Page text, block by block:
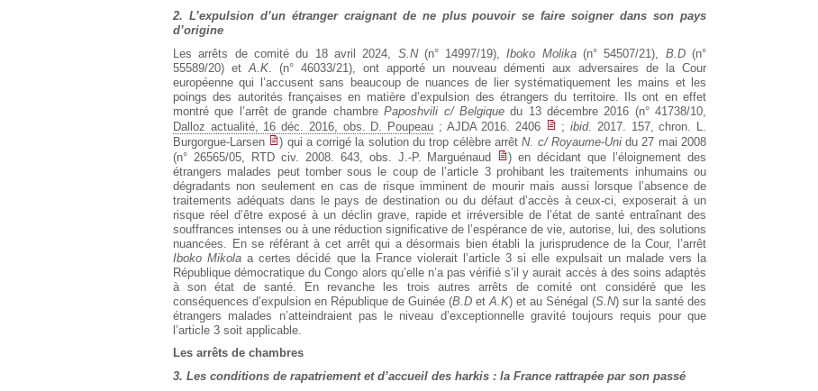
2. L’expulsion d’un étranger craignant de ne plus pouvoir se faire soigner dans son pays
d’origine
Les arrêts de comité du 18 avril 2024, S.N(n° 14997/19),Iboko Molika(n° 54507/21), B.D(n°
55589/20) et A.K . (n° 46033/21), ont apporté un nouveau démenti aux adversaires de la Cour
européenne qui l’accusent sans beaucoup de nuances de lier systématiquement les mains et les
poings des autorités françaises en matière d’expulsion des étrangers du territoire. Ils ont en effet
montré que l’arrêt de grande chambrePaposhvili c/ Belgiquedu 13 décembre 2016 (n° 41738/10,
Dalloz actualité, 16 déc. 2016, obs. D. Poupeau ; AJDA 2016. 2406 ;ibid. 2017. 157, chron. L.
Burgorgue-Larsen
) qui a corrigé la solution du trop célèbre arrêtN. c/ Royaume-Unidu 27 mai 2008
(n° 26565/05, RTD civ. 2008. 643, obs. J.-P. Marguénaud
) en décidant que l’éloignement des
étrangers malades peut tomber sous le coup de l’article 3 prohibant les traitements inhumains ou
dégradants non seulement en cas de risque imminent de mourir mais aussi lorsque l’absence de
traitements adéquats dans le pays de destination ou du défaut d’accès à ceux-ci, exposerait à un
risque réel d’être exposé à un déclin grave, rapide et irréversible de l’état de santé entraînant des
souffrances intenses ou à une réduction significative de l’espérance de vie, autorise, lui, des solutions
nuancées. En se référant à cet arrêt qui a désormais bien établi la jurisprudence de la Cour, l’arrêt
Iboko Mikola a certes décidé que la France violerait l’article 3 si elle expulsait un malade vers la
République démocratique du Congo alors qu’elle n’a pas vérifié s’il y aurait accès à des soins adaptés
à son état de santé. En revanche les trois autres arrêts de comité ont considéré que les
conséquences d’expulsion en République de Guinée (B.D et A.K) et au Sénégal (S.N) sur la santé des
étrangers malades n’atteindraient pas le niveau d’exceptionnelle gravité toujours requis pour que
l’article 3 soit applicable.
Les arrêts de chambres
3. Les conditions de rapatriement et d’accueil des harkis : la France rattrapée par son passé